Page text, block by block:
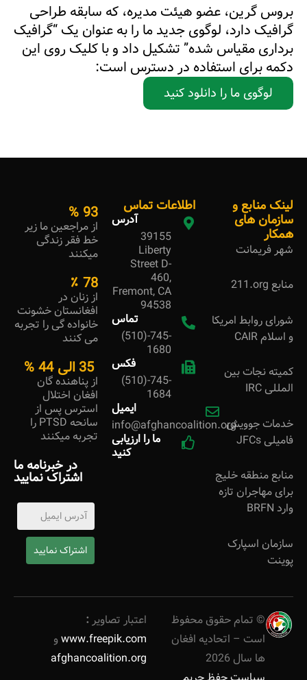
بروس گرین، عضو هیئت مدیره، که سابقه طراحی
گرافیک دارد، لوگوی جدید ما را به عنوان یک “گرافیک
برداری مقیاس شده” تشکیل داد و با کلیک روی این
دکمه برای استفاده در دسترس است:
لوگوی ما را دانلود کنید
لینک منابع و
سازمان های
همکار
شهر فریمانت
منابع 211.org
شورای روابط امریکا
و اسلام CAIR
کمیته نجات بین
المللی IRC
خدمات جوویش
فامیلی JFCs
منابع منطقه خلیج
برای مهاجران تازه
وارد BRFN
سازمان اسپارک
پوینت
اطلاعات تماس
آدرس
39155
Liberty
Street D-
460,
Fremont, CA
94538
تماس
(510)-745-
1680
فکس
(510)-745-
1684
ایمیل
info@afghancoalition.org
ما را ارزیابی
کنید
95
%
از مراجعین ما زیر
خط فقر زندگی
میکنند
80 ٪
از زنان در
افغانستان خشونت
خانواده گی را تجربه
می کنند
35 الی 45
%
از پناهنده گان
افغان اختلال
استرس پس از
سانحه PTSD را
تجربه میکنند
در خبرنامه ما
اشتراک نمایید
اشتراک نمایید
© تمام حقوق محفوظ
است – اتحادیه افغان
ها سال 2026
اعتبار تصاویر :
www.freepik.com و
afghancoalition.org